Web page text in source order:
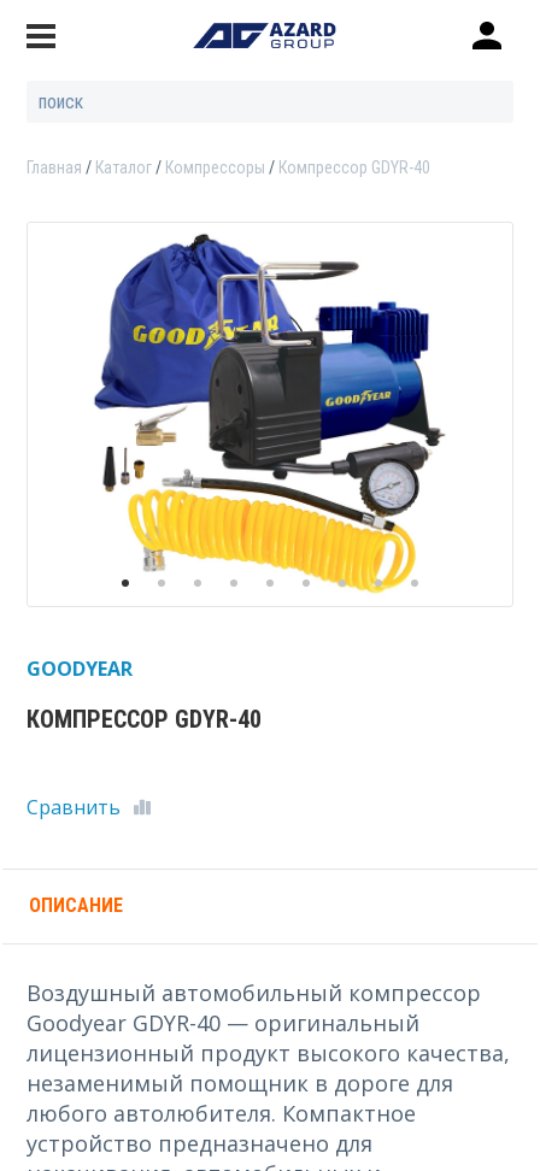
Главная Каталог Компрессоры Компрессор GDYR-40
КОМПРЕССОР GDYR-40
GOODYEAR
Сравнить
ОПИСАНИЕ
Воздушный автомобильный компрессор
Goodyear GDYR-40 — оригинальный
лицензионный продукт высокого качества,
незаменимый помощник в дороге для
любого автолюбителя. Компактное
устройство предназначено для